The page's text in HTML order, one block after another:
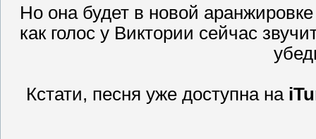
Но она будет в новой
как голос у Виктории сейчас
Кстати, песня уже доступна на